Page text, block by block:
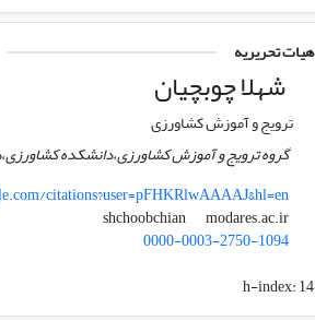
هیات تحریریه
شهلا چوبچیان
ترویج و آموزش کشاورزی
گروه ترویج و آموزش کشاورزی،دانشکده
citations?user=pFHKRlwAAAAJ&hl=en
shchoobchian
modares.ac.ir
0000-0003-2750-1094
h-index:14